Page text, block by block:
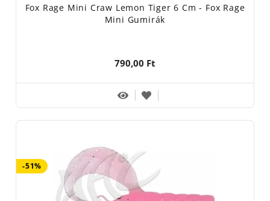
Fox Rage Mini Craw Lemon Tiger 6 Cm - Fox Rage
Mini Gumirák
790,00 Ft
-51%